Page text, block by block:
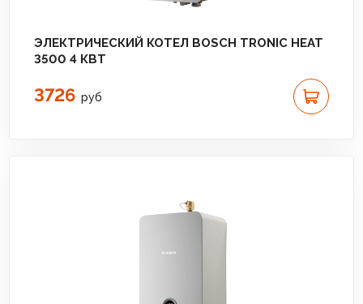
ЭЛЕКТРИЧЕСКИЙ КОТЕЛ BOSCH TRONIC HEAT
3500 4 КВТ
3726 руб